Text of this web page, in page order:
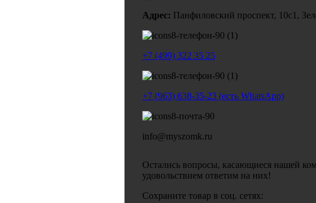
Адрес: Панфиловский проспект, 10с1,
+7 (499) 322 35 25
+7 (963) 638-35-23 (есть WhatsApp)
info@myszomk.ru
Остались вопросы, касающиеся нашей
удовольствием ответим на них!
Сохраните товар в соц. сетях: